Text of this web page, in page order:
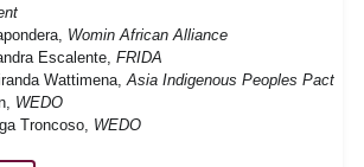
Womin African Alliance
Escalente, FRIDA
Wattimena,Asia Indigenous Peoples Pact
WEDO
Troncoso, WEDO